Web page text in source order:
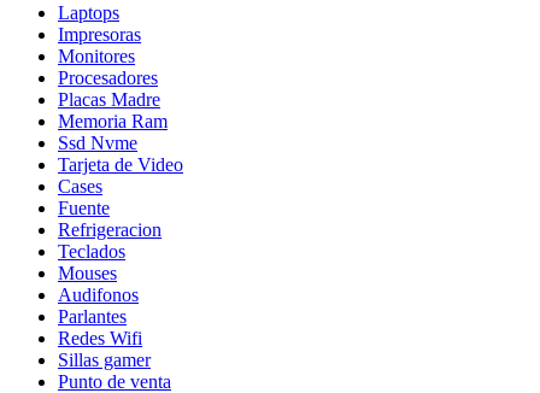
Laptops
Impresoras
Monitores
Procesadores
Placas Madre
Memoria Ram
Ssd Nvme
Tarjeta de Video
Cases
Fuente
Refrigeracion
Teclados
Mouses
Audifonos
Parlantes
Redes Wifi
Sillas gamer
Punto de venta